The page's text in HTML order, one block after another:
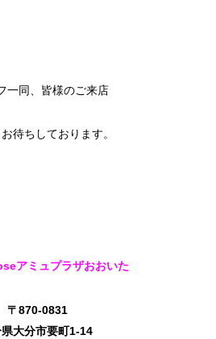
一同、皆様のご来店
待ちしております。
アミュプラザおおいた
〒870-0831
大分市要町1-14